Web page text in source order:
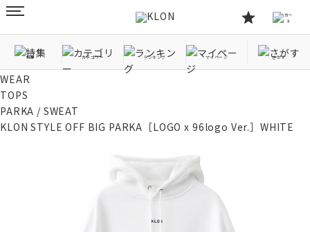
特集 カテゴリー ランキング マイページ さがす
WEAR
TOPS
PARKA / SWEAT
KLON STYLE OFF BIG PARKA［LOGO x 96logo Ver.］WHITE